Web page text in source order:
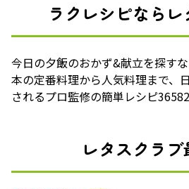
ラクレシピなら
今日の夕飯のおかず&献立を探す
本の定番料理から人気料理まで、
されるプロ監修の簡単レシピ
レタスクラ